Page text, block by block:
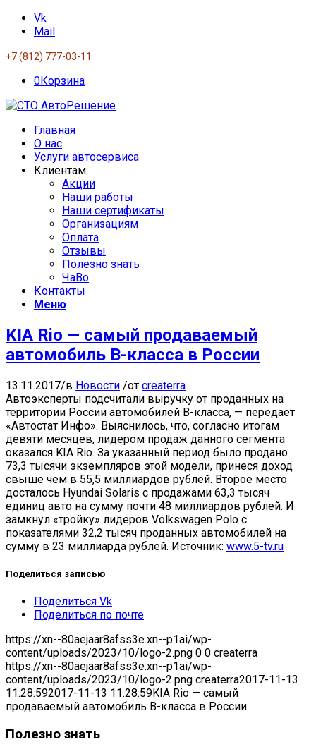
Vk
Mail
+7 (812) 777-03-11
0Корзина
Главная
О нас
Услуги автосервиса
Клиентам
Акции
Наши работы
Наши сертификаты
Организациям
Оплата
Отзывы
Полезно знать
ЧаВо
Контакты
Меню
KIA Rio — самый продаваемый
автомобиль В-класса в России
13.11.2017/в Новости /от createrra
Автоэксперты подсчитали выручку от проданных на
территории России автомобилей В-класса, — передает
«Автостат Инфо». Выяснилось, что, согласно итогам
девяти месяцев, лидером продаж данного сегмента
оказался KIA Rio. За указанный период было продано
73,3 тысячи экземпляров этой модели, принеся доход
свыше чем в 55,5 миллиардов рублей. Второе место
досталось Hyundai Solaris с продажами 63,3 тысяч
единиц авто на сумму почти 48 миллиардов рублей. И
замкнул «тройку» лидеров Volkswagen Polo с
показателями 32,2 тысяч проданных автомобилей на
сумму в 23 миллиарда рублей. Источник: www.5-tv.ru
Поделиться записью
Поделиться Vk
Поделиться по почте
https://xn--80aejaar8afss3e.xn--p1ai/wp-
content/uploads/2023/10/logo-2.png 0 0 createrra
https://xn--80aejaar8afss3e.xn--p1ai/wp-
content/uploads/2023/10/logo-2.png createrra2017-11-13
11:28:592017-11-13 11:28:59KIA Rio — самый
продаваемый автомобиль В-класса в России
Полезно знать